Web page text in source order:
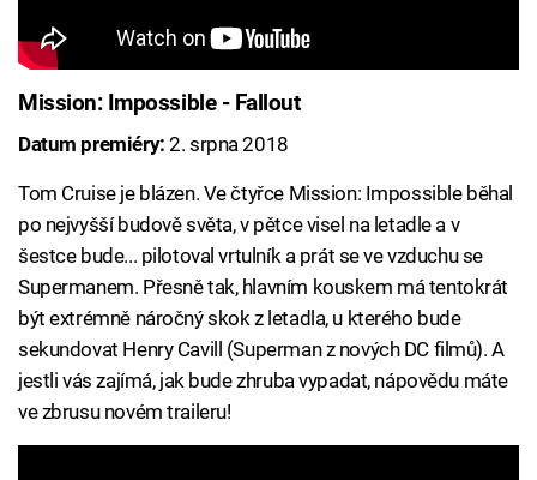
Mission: Impossible - Fallout
Datum premiéry:2. srpna 2018
Tom Cruise je blázen. Ve čtyřce Mission: Impossible běhal
po nejvyšší budově světa, v pětce visel na letadle a v
šestce bude... pilotoval vrtulník a prát se ve vzduchu se
Supermanem. Přesně tak, hlavním kouskem má tentokrát
být extrémně náročný skok z letadla, u kterého bude
sekundovat Henry Cavill (Superman z nových DC filmů). A
jestli vás zajímá, jak bude zhruba vypadat, nápovědu máte
ve zbrusu novém traileru!